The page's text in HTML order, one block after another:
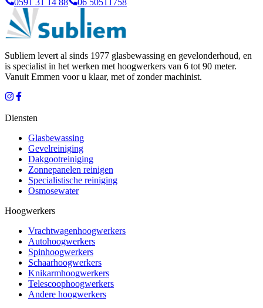
Subliem levert al sinds 1977 glasbewassing en gevelonderhoud, en
is specialist in het werken met hoogwerkers van 6 tot 90 meter.
Vanuit Emmen voor u klaar, met of zonder machinist.
Diensten
Glasbewassing
Gevelreiniging
Dakgootreiniging
Zonnepanelen reinigen
Specialistische reiniging
Osmosewater
Hoogwerkers
Vrachtwagenhoogwerkers
Autohoogwerkers
Spinhoogwerkers
Schaarhoogwerkers
Knikarmhoogwerkers
Telescoophoogwerkers
Andere hoogwerkers